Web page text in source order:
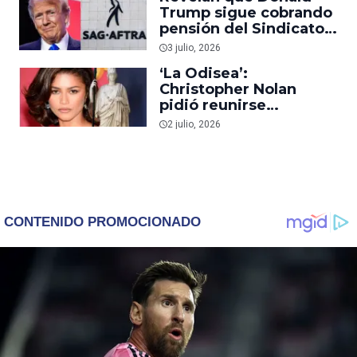
Trump sigue cobrando
pensión del Sindicato
de Actores décadas
en ‘Mi Pobre Angelito
2’
3 julio, 2026
‘La Odisea’:
Christopher Nolan
pidió reunirse
personalmente con
2 julio, 2026